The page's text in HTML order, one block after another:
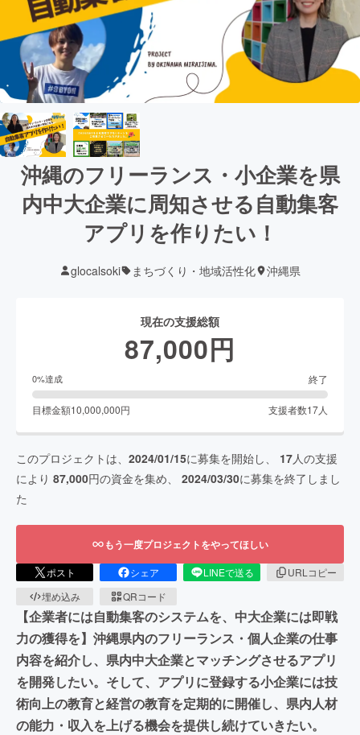
沖縄のフリーランス・小企業を県
内中大企業に周知させる自動集客
アプリを作りたい！
glocalsoki まちづくり・地域活性化 沖縄県
現在の支援総額
87,000円
0%達成 終了
目標金額10,000,000円 支援者数17人
このプロジェクトは、 2024/01/15に募集を開始し、 17人の支援
により 87,000円の資金を集め、 2024/03/30に募集を終了しまし
た
もう一度プロジェクトをやってほしい
ポスト シェア LINEで送る
URLコピー
埋め込み
QRコード
【企業者には自動集客のシステムを、中大企業には即戦
力の獲得を】沖縄県内のフリーランス・個人企業の仕事
内容を紹介し、県内中大企業とマッチングさせるアプリ
を開発したい。そして、アプリに登録する小企業には技
術向上の教育と経営の教育を定期的に開催し、県内人材
の能力・収入を上げる機会を提供し続けていきたい。